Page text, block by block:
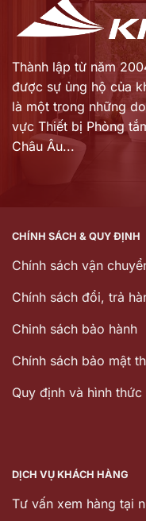
Thành lập từ năm
được sự ủng hộ của
là một trong những
vực Thiết bị Phòng
Châu Âu...
CHÍNH SÁCH & QUY ĐỊNH
Chính sách vận
Chính sách đổi, trả
Chinh sách bảo hành
Chính sách bảo mật
Quy định và hình thức
DỊCH VỤ KHÁCH HÀNG
Tư vấn xem hàng tại